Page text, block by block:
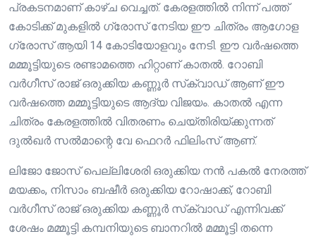
പ്രകടനമാണ് കാഴ്ച വെച്ചത്. കേരളത്തിൽ നിന്ന് പത്ത്
കോടിക്ക് മുകളിൽ ഗ്രോസ് നേടിയ ഈ ചിത്രം ആഗോള
ഗ്രോസ് ആയി 14 കോടിയോളവും നേടി. ഈ വർഷത്തെ
മമ്മൂട്ടിയുടെ രണ്ടാമത്തെ ഹിറ്റാണ് കാതൽ. റോബി
വർഗീസ് രാജ് ഒരുക്കിയ കണ്ണൂർ സ്‌ക്വാഡ് ആണ് ഈ
വർഷത്തെ മമ്മൂട്ടിയുടെ ആദ്യ വിജയം. കാതൽ എന്ന
ചിത്രം കേരളത്തിൽ വിതരണം ചെയ്തിരിയ്ക്കുന്നത്
ദുൽഖർ സൽമാന്റെ വേ ഫെറർ ഫിലിംസ് ആണ്.
ലിജോ ജോസ് പെല്ലിശേരി ഒരുക്കിയ നൻ പകൽ നേരത്ത്
മയക്കം, നിസാം ബഷീർ ഒരുക്കിയ റോഷാക്ക്, റോബി
വർഗീസ് രാജ് ഒരുക്കിയ കണ്ണൂർ സ്‌ക്വാഡ് എന്നിവക്ക്
ശേഷം മമ്മൂട്ടി കമ്പനിയുടെ ബാനറിൽ മമ്മൂട്ടി തന്നെ